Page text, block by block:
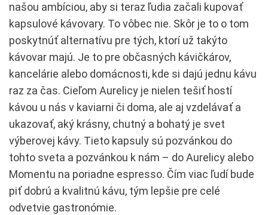
našou ambíciou, aby si teraz ľudia začali kupovať
kapsulové kávovary. To vôbec nie. Skôr je to o tom
poskytnúť alternatívu pre tých, ktorí už takýto
kávovar majú. Je to pre občasných kávičkárov,
kancelárie alebo domácnosti, kde si dajú jednu kávu
raz za čas. Cieľom Aurelicy je nielen tešiť hostí
kávou u nás v kaviarni či doma, ale aj vzdelávať a
ukazovať, aký krásny, chutný a bohatý je svet
výberovej kávy. Tieto kapsuly sú pozvánkou do
tohto sveta a pozvánkou k nám – do Aurelicy alebo
Momentu na poriadne espresso. Čím viac ľudí bude
piť dobrú a kvalitnú kávu, tým lepšie pre celé
odvetvie gastronómie.